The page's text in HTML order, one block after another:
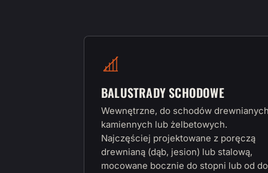
BALUSTRADY SCHODOWE
Wewnętrzne, do schodów
kamiennych lub żelbetowych.
Najczęściej projektowane z poręczą
drewnianą (dąb, jesion) lub stalową,
mocowane bocznie do stopni lub od